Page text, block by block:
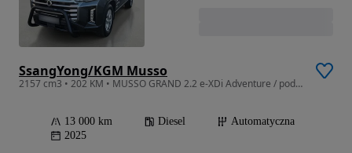
SsangYong/KGM Musso
2157 cm3 • 202 KM • MUSSO GRAND 2.2 e-XDi Adventure / podemonstracyjny / doposażony
13 000 km Diesel
Automatyczna
2025